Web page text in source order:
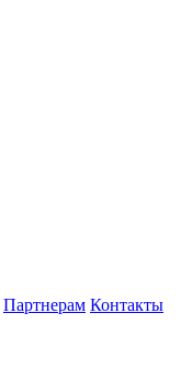
Партнерам Контакты